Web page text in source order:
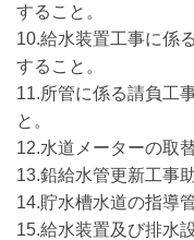
すること。
10.給水装置工事に係
すること。
11.所管に係る請負工
と。
12.水道メーターの取
13.鉛給水管更新工事
14.貯水槽水道の指導
15.給水装置及び排水